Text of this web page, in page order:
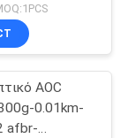
23
AOC
0.01km-
afbr-